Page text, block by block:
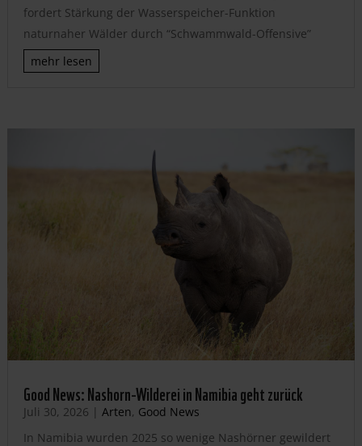
fordert Stärkung der Wasserspeicher-Funktion
naturnaher Wälder durch “Schwammwald-Offensive”
mehr lesen
Good News: Nashorn-Wilderei in Namibia geht zurück
Juli 30, 2026 | Arten, Good News
In Namibia wurden 2025 so wenige Nashörner gewildert